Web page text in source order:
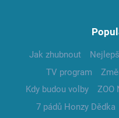
Jak zhubnout
TV program
Kdy budou volby
ZOO
7 pádů Honzy Dědka